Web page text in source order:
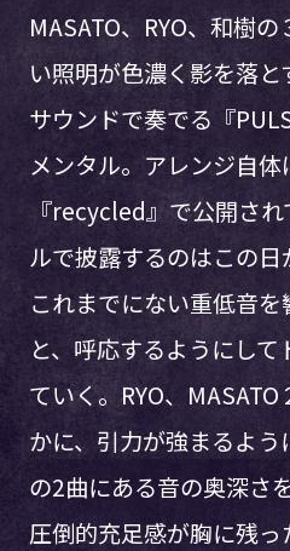
MASATO、RYO、和樹
い照明が色濃く影を落
サウンドで奏でる『
メンタル。アレンジ自
『recycled』で公開され
ルで披露するのはこの日
これまでにない重低音
と、呼応するようにし
ていく。RYO、
かに、引力が強まるよ
の2曲にある音の奥深さ
圧倒的充足感が胸に残っ